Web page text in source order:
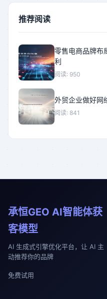
推荐阅读
零售电商品牌布
利
阅读: 950
外贸企业做好网
阅读: 841
承恒GEO AI智能体获
客模型
AI 生成式引擎优化平台，让 AI 主
动推荐你的品牌
免费试用